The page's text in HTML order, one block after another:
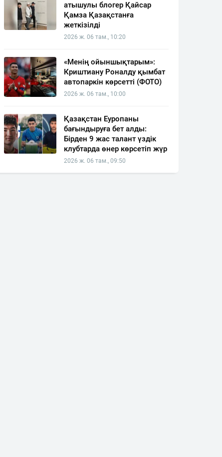
атышулы блогер Қайсар
Қамза Қазақстанға
жеткізілді
2026 ж. 06 там., 10:20
«Менің ойыншықтарым»:
Криштиану Роналду қымбат
автопаркін көрсетті (ФОТО)
2026 ж. 06 там., 10:00
Қазақстан Еуропаны
бағындыруға бет алды:
Бірден 9 жас талант үздік
клубтарда өнер көрсетіп жүр
2026 ж. 06 там., 09:50